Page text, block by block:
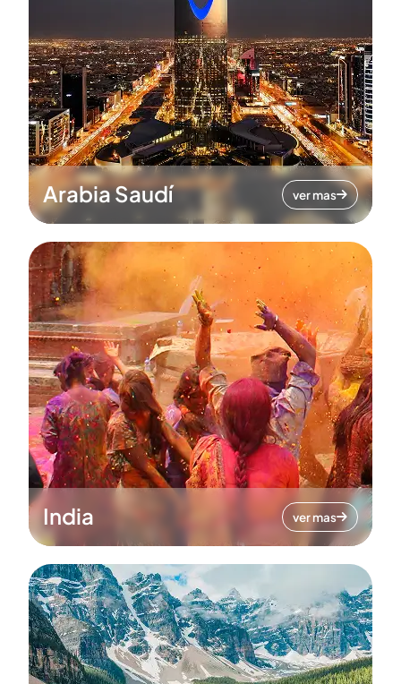
Arabia Saudí ver mas
India ver mas